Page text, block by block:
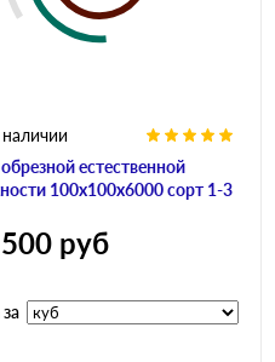
естественной
100х100х6000 сорт 1-3
руб